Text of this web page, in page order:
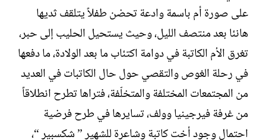
على صورة أم باسمة وادعة تحضن طفلاً يتلقف ثديها
هانئا بعد منتصف الليل، وحيث يستحيل الحليب إلى حبر،
تغرق الأم الكاتبة في دوامة اكتئاب ما بعد الولادة، ما دفعها
في رحلة الغوص والتقصي حول حال الكاتبات في العديد
من المجتمعات المختلفة والمتخلّفة، فتراها تطرح انطلاقاً
من غرفة فيرجينيا وولف، تسايرها في طرح فرضية
احتمال وجود أخت كاتبة وشاعرة للشهير ” شكسبير “،